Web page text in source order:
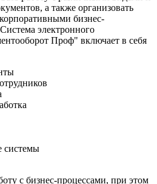
а также организовать
бизнес-
электронного
Проф" включает в себя
системы
с бизнес-процессами, при этом